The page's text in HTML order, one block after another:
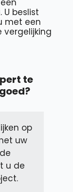
beslist
met een
vergelijking
te
op
uw